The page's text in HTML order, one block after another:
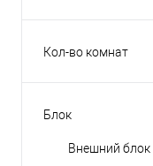
Кол-во комнат
на 5-ть комнат
Блок
Внешний блок